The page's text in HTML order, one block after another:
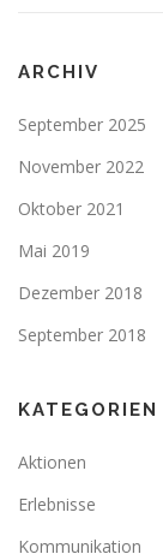
ARCHIV
September 2025
November 2022
Oktober 2021
Mai 2019
Dezember 2018
September 2018
KATEGORIEN
Aktionen
Erlebnisse
Kommunikation